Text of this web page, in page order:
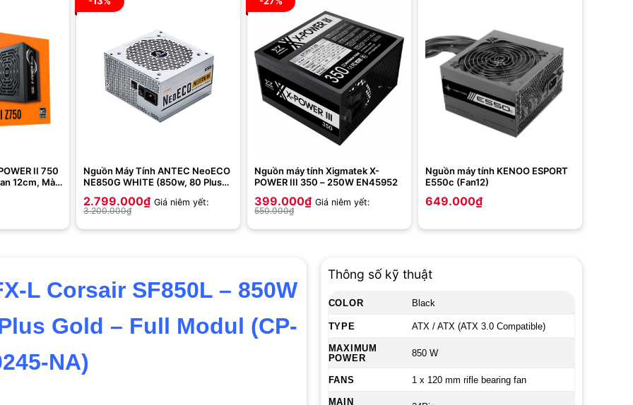
II 750
12cm, Màu
Nguồn Máy Tính ANTEC NeoECO
NE850G WHITE (850w, 80 Plus
2.799.000₫ Giá niêm yết:
3.200.000₫
Nguồn máy tính Xigmatek X-
POWER III 350 – 250W EN45952
399.000₫ Giá niêm yết:
550.000₫
Nguồn máy tính KENOO ESPORT
E550c (Fan12)
649.000₫
L Corsair SF850L – 850W
Gold – Full Modul (CP-
NA)
Thông số kỹ thuật
COLOR Black
TYPE ATX / ATX (ATX 3.0 Compatible)
MAXIMUM
POWER
850 W
FANS 1 x 120 mm rifle bearing fan
MAIN